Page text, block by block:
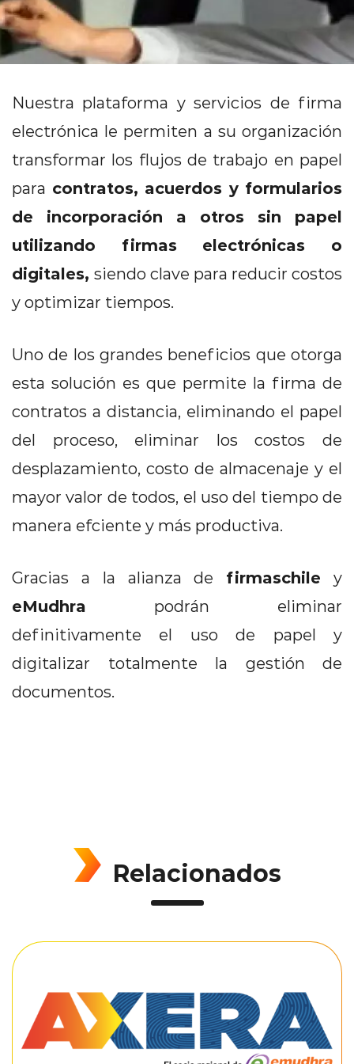
Contacto
Nuestra plataforma y servicios de firma
electrónica le permiten a su organización
transformar los flujos de trabajo en papel
para contratos, acuerdos y formularios
de incorporación a otros sin papel
utilizando firmas electrónicas o
digitales, siendo clave para reducir costos
y optimizar tiempos.
Uno de los grandes beneficios que otorga
esta solución es que permite la firma de
contratos a distancia, eliminando el papel
del proceso, eliminar los costos de
desplazamiento, costo de almacenaje y el
mayor valor de todos, el uso del tiempo de
manera efciente y más productiva.
Gracias a la alianza de firmaschile y
eMudhra podrán eliminar
definitivamente el uso de papel y
digitalizar totalmente la gestión de
documentos.
Relacionados